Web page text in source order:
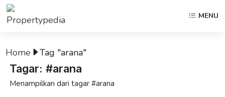
MENU
Home Tag "arana"
Tagar: #arana
Menampilkan dari tagar #arana